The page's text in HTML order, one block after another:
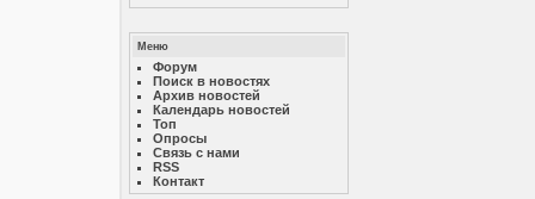
Меню
Форум
Поиск в новостях
Архив новостей
Календарь новостей
Топ
Опросы
Связь с нами
RSS
Контакт